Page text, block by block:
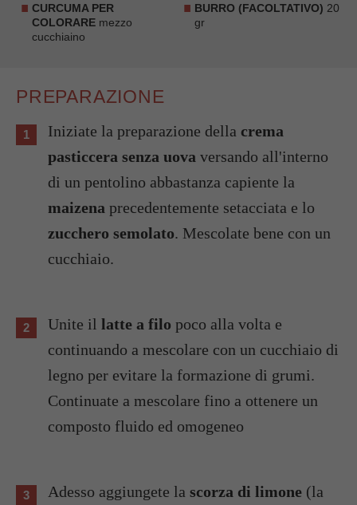
CURCUMA PER
COLORARE mezzo
cucchiaino
BURRO (FACOLTATIVO) 20
gr
PREPARAZIONE
Iniziate la preparazione della crema
pasticcera senza uova versando all'interno
di un pentolino abbastanza capiente la
maizena precedentemente setacciata e lo
zucchero semolato. Mescolate bene con un
cucchiaio.
Unite il latte a filo poco alla volta e
continuando a mescolare con un cucchiaio di
legno per evitare la formazione di grumi.
Continuate a mescolare fino a ottenere un
composto fluido ed omogeneo
Adesso aggiungete la scorza di limone (la